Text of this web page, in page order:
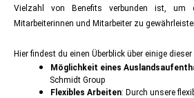
Vielzahl von Benefits verbunden ist, um
Mitarbeiterinnen und Mitarbeiter zu
Hier findest du einen Überblick über einige
Möglichkeit eines
Schmidt Group
Flexibles Arbeiten: Durch unsere